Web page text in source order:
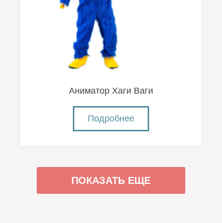
Аниматор Хаги Ваги
Подробнее
ПОКАЗАТЬ ЕЩЕ